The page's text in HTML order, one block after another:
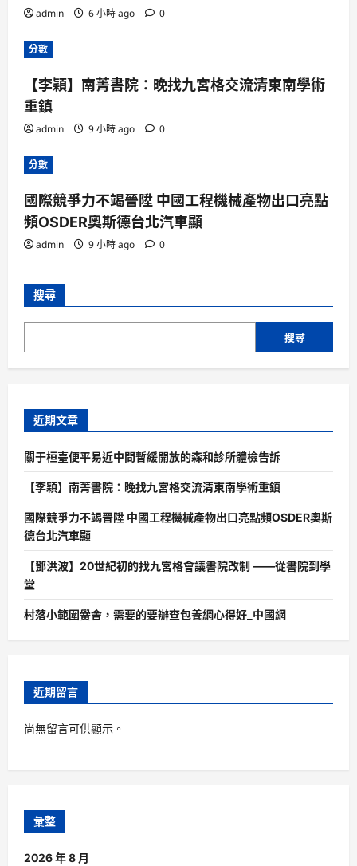
admin 6 小時 ago 0
分數
【李穎】南菁書院：晚找九宮格交流清東南學術
重鎮
admin 9 小時 ago 0
分數
國際競爭力不竭晉陞 中國工程機械產物出口亮點
頻OSDER奧斯德台北汽車顯
admin 9 小時 ago 0
搜尋
搜尋
近期文章
關于桓臺便平易近中間暫緩開放的森和診所體檢告訴
【李穎】南菁書院：晚找九宮格交流清東南學術重鎮
國際競爭力不竭晉陞 中國工程機械產物出口亮點頻OSDER奧斯
德台北汽車顯
【鄧洪波】20世紀初的找九宮格會議書院改制 ——從書院到學
堂
村落小範圍黌舍，需要的要辦查包養網心得好_中國網
近期留言
尚無留言可供顯示。
彙整
2026 年 8 月